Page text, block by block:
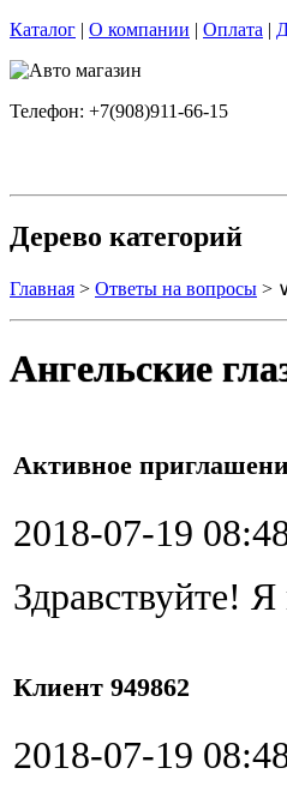
Каталог | О компании | Оплата |
Телефон: +7(908)911-66-15
Дерево категорий
Главная > Ответы на вопросы >
Ангельские
Активное
2018-07-19
Здравствуйте!
Клиент 949862
2018-07-19